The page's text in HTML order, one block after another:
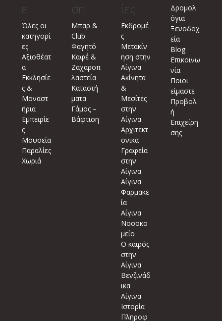
ε
Όλες οι
κατηγορί
ες
Αξιοθέατ
α
Εκκλησίε
ς &
Μοναστ
ήρια
Εμπειρίε
ς
Μουσεία
Παραλίες
Χωριά
ση
Μπαρ &
Club
Φαγητό
Καφέ &
Ζαχαροπ
λαστεία
Καταστή
ματα
Γάμος –
Βάφτιση
ίες
Εκδρομέ
ς
Μετακίν
ηση στην
Αίγινα
Ακίνητα
&
Μεσίτες
στην
Αίγινα
Αρχιτεκτ
ονικά
Γραφεία
στην
Αίγινα
Αίγινα
Φαρμακε
ία
Αίγινα
Νοσοκο
μείο
Ο καιρός
στην
Αίγινα
Βενζινάδ
ικα
Αίγινα
Ιστορία
Πληροφ
Δρομολ
όγια
Ξενοδοχ
εία
Blog
Επικοινω
νία
Ποιοι
είμαστε
Προβολ
ή
Επιχείρη
σης